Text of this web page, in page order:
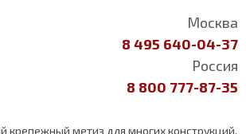
Москва
8 495 640-04-37
Россия
8 800 777-87-35
крепежный метиз для многих конструкций.